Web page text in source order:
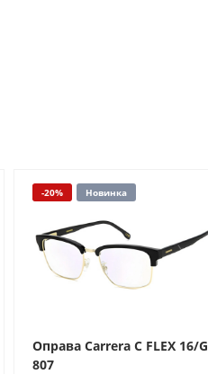
-20% Новинка
Оправа Carrera C FLEX 16/G
807